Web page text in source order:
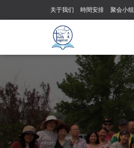
关于我们 時間安排 聚会小组